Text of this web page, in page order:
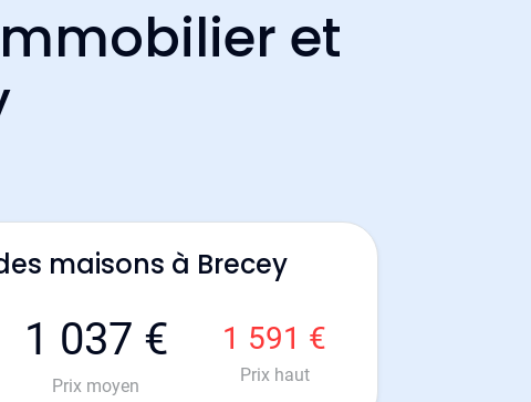
et
maisons à Brecey
1 037 €
Prix moyen
1 591 €
Prix haut